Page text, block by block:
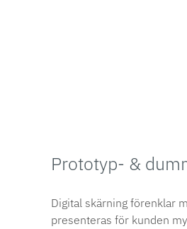
Prototyp- &
Digital skärning förenklar
presenteras för kunden